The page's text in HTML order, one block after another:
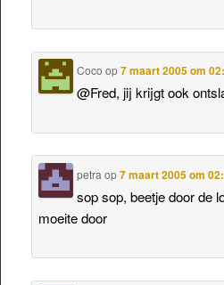
Coco op7 maart 2005 om
@Fred, jij krijgt ook
petra op7 maart 2005 om
sop sop, beetje door de
moeite door